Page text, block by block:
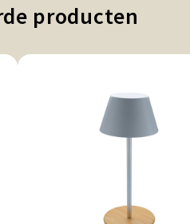
producten